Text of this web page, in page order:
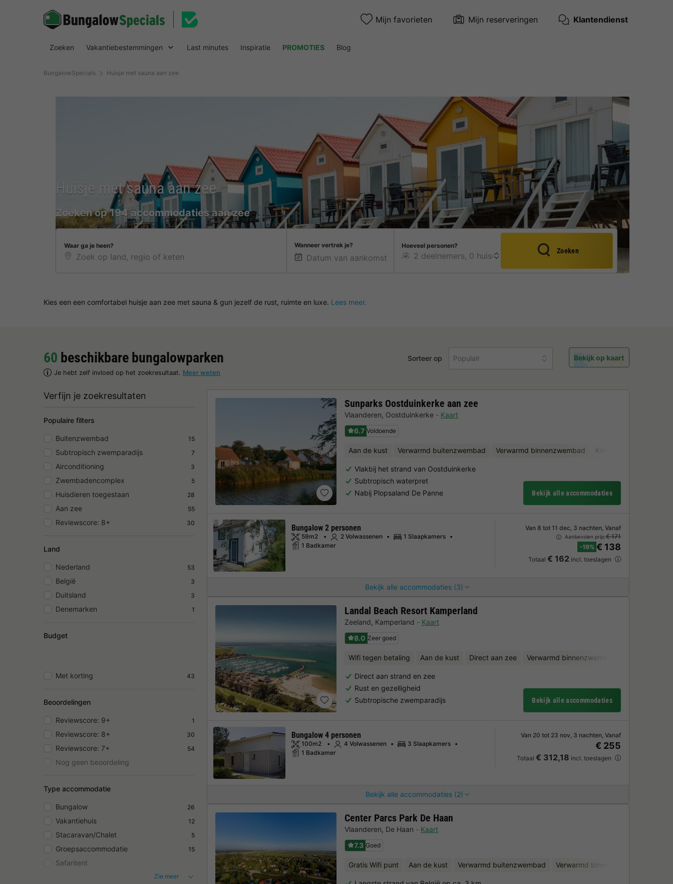
Mijn favorieten Mijn reserveringen Klantendienst
Zoeken Vakantiebestemmingen Last minutes Inspiratie PROMOTIES Blog
BungalowSpecials Huisje met sauna aan zee
Huisje met sauna aan zee
Zoeken op 194 accommodaties aan zee
Waar ga je heen? Wanneer vertrek je? Hoeveel personen?
Zoeken
Kies een een comfortabel huisje aan zee met sauna & gun jezelf de rust, ruimte en luxe. Lees meer.
60 beschikbare bungalowparken
Je hebt zelf invloed op het zoekresultaat. Meer weten
Sorteer op Populair Bekijk op kaart
Verfijn je zoekresultaten
Populaire filters
Buitenzwembad 15
Subtropisch zwemparadijs 7
Airconditioning 3
Zwembadencomplex 5
Huisdieren toegestaan 28
Aan zee 55
Reviewscore: 8+ 30
Land
Nederland 53
België 3
Duitsland 3
Denemarken 1
Budget
Met korting 43
Beoordelingen
Reviewscore: 9+ 1
Reviewscore: 8+ 30
Reviewscore: 7+ 54
Nog geen beoordeling
Type accommodatie
Bungalow 26
Vakantiehuis 12
Stacaravan/Chalet 5
Groepsaccommodatie 15
Safaritent
Zie meer
Sunparks Oostduinkerke aan zee
Vlaanderen, Oostduinkerke
Kaart
6.7 Voldoende
Aan de kust Verwarmd buitenzwembad Verwarmd binnenzwembad Kinderclub
Vlakbij het strand van Oostduinkerke
Subtropisch waterpret
Nabij Plopsaland De Panne
Bekijk alle accommodaties
Bekijk alle accommodaties (3)
Bungalow 2 personen
59m2 2 Volwassenen
1 Slaapkamers
1 Badkamer
Van 8 tot 11 dec, 3 nachten, Vanaf
Aanbevolen prijs:€ 171
-19% € 138
Totaal € 162 incl. toeslagen
Landal Beach Resort Kamperland
Zeeland, Kamperland
Kaart
8.0 Zeer goed
Wifi tegen betaling Aan de kust Direct aan zee Verwarmd binnenzwembad
Direct aan strand en zee
Rust en gezelligheid
Subtropische zwemparadijs
Bekijk alle accommodaties
Bekijk alle accommodaties (2)
Bungalow 4 personen
100m2 4 Volwassenen
3 Slaapkamers
1 Badkamer
Van 20 tot 23 nov, 3 nachten, Vanaf
€ 255
Totaal € 312,18 incl. toeslagen
Center Parcs Park De Haan
Vlaanderen, De Haan
Kaart
7.3 Goed
Gratis Wifi punt Aan de kust Verwarmd buitenzwembad Verwarmd binnenzwembad